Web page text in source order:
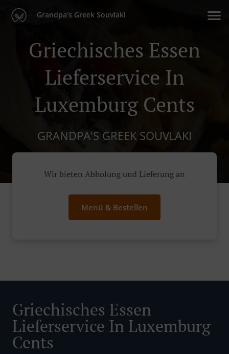
Grandpa's Greek Souvlaki
Griechisches Essen
Lieferservice In
Luxemburg Cents
GRANDPA'S GREEK SOUVLAKI
Wir bieten Abholung und Lieferung an
Menü & Bestellen
Griechisches Essen
Lieferservice In Luxemburg
Cents